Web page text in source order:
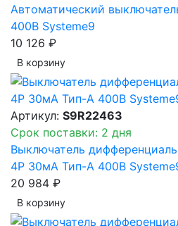
Автоматический
400В Systeme9
10 126 ₽
В корзинy
Артикул: S9R22463
Срок поставки: 2 дня
Выключатель
4P 30мА Тип-A 400В
20 984 ₽
В корзинy